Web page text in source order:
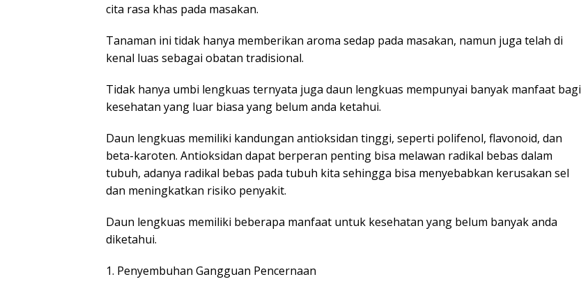
cita rasa khas pada masakan.
Tanaman ini tidak hanya memberikan aroma sedap pada masakan, namun juga telah di
kenal luas sebagai obatan tradisional.
Tidak hanya umbi lengkuas ternyata juga daun lengkuas mempunyai banyak manfaat bagi
kesehatan yang luar biasa yang belum anda ketahui.
Daun lengkuas memiliki kandungan antioksidan tinggi, seperti polifenol, flavonoid, dan
beta-karoten. Antioksidan dapat berperan penting bisa melawan radikal bebas dalam
tubuh, adanya radikal bebas pada tubuh kita sehingga bisa menyebabkan kerusakan sel
dan meningkatkan risiko penyakit.
Daun lengkuas memiliki beberapa manfaat untuk kesehatan yang belum banyak anda
diketahui.
1. Penyembuhan Gangguan Pencernaan